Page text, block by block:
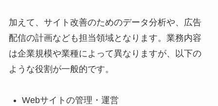
加えて、サイト改善のためのデータ分析や、広告
配信の計画なども担当領域となります。業務内容
は企業規模や業種によって異なりますが、以下の
ような役割が一般的です。
Webサイトの管理・運営